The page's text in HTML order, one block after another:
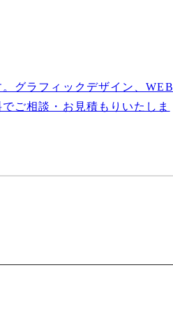
グラフィックデザイン、WEB
ご相談・お見積もりいたしま